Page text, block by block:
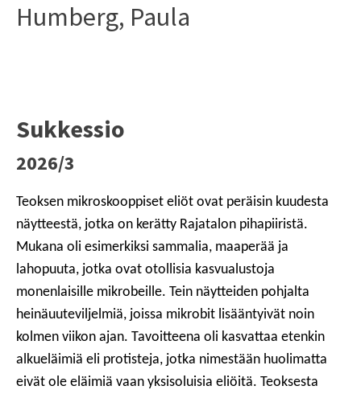
Humberg, Paula
Sukkessio
2026/3
Teoksen mikroskooppiset eliöt ovat peräisin kuudesta
näytteestä, jotka on kerätty Rajatalon pihapiiristä.
Mukana oli esimerkiksi sammalia, maaperää ja
lahopuuta, jotka ovat otollisia kasvualustoja
monenlaisille mikrobeille. Tein näytteiden pohjalta
heinäuuteviljelmiä, joissa mikrobit lisääntyivät noin
kolmen viikon ajan. Tavoitteena oli kasvattaa etenkin
alkueläimiä eli protisteja, jotka nimestään huolimatta
eivät ole eläimiä vaan yksisoluisia eliöitä. Teoksesta